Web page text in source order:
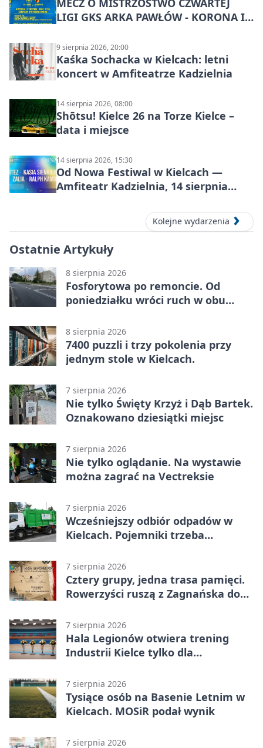
MECZ O MISTRZOSTWO CZWARTEJ
LIGI GKS ARKA PAWŁÓW - KORONA III
9 sierpnia 2026, 20:00
Kaśka Sochacka w Kielcach: letni
koncert w Amfiteatrze Kadzielnia
14 sierpnia 2026, 08:00
Shōtsu! Kielce 26 na Torze Kielce –
data i miejsce
14 sierpnia 2026, 15:30
Od Nowa Festiwal w Kielcach —
Amfiteatr Kadzielnia, 14 sierpnia
Kolejne wydarzenia
Ostatnie Artykuły
8 sierpnia 2026
Fosforytowa po remoncie. Od
poniedziałku wróci ruch w obu
8 sierpnia 2026
7400 puzzli i trzy pokolenia przy
jednym stole w Kielcach.
7 sierpnia 2026
Nie tylko Święty Krzyż i Dąb Bartek.
Oznakowano dziesiątki miejsc
7 sierpnia 2026
Nie tylko oglądanie. Na wystawie
można zagrać na Vectreksie
7 sierpnia 2026
Wcześniejszy odbiór odpadów w
Kielcach. Pojemniki trzeba
7 sierpnia 2026
Cztery grupy, jedna trasa pamięci.
Rowerzyści ruszą z Zagnańska do
7 sierpnia 2026
Hala Legionów otwiera trening
Industrii Kielce tylko dla
7 sierpnia 2026
Tysiące osób na Basenie Letnim w
Kielcach. MOSiR podał wynik
7 sierpnia 2026